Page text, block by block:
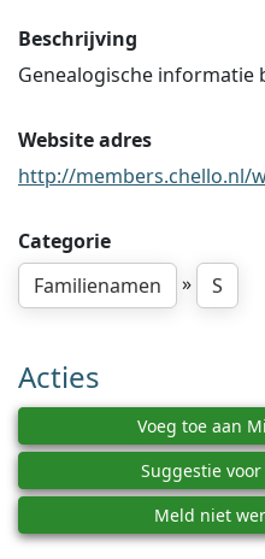
Beschrijving
Genealogische informatie
Website adres
http://members.chello.nl/
Categorie
Familienamen
» S
Acties
Voeg toe aan
Suggestie
Meld niet